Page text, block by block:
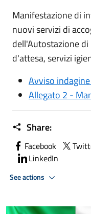
Manifestazione di
nuovi servizi di
dell'Autostazione
d'attesa, servizi
Avviso
Allegato 2 -
Share:
Facebook
LinkedIn
See actions